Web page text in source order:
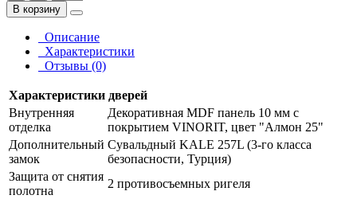
В корзину
Описание
Характеристики
Отзывы (0)
Характеристики дверей
Внутренняя
отделка
Декоративная MDF панель 10 мм с
покрытием VINORIT, цвет "Алмон 25"
Дополнительный
замок
Сувальдный KALE 257L (3-го класса
безопасности, Турция)
Защита от снятия
полотна
2 противосъемных ригеля